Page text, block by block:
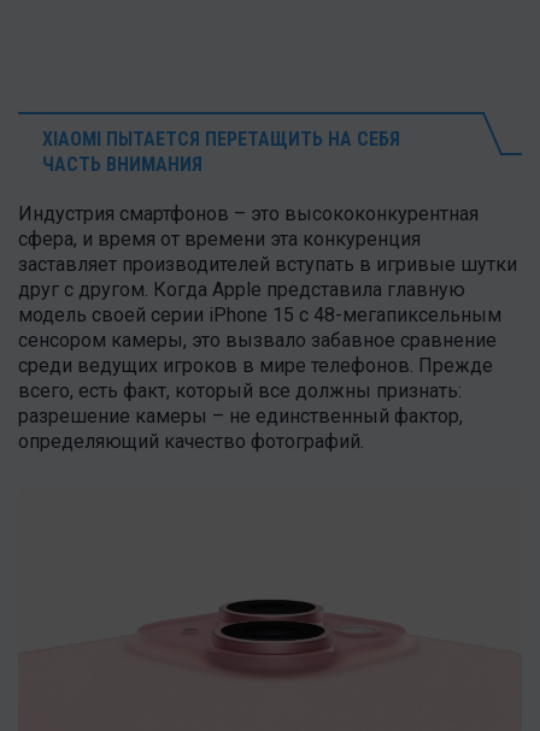
XIAOMI ПЫТАЕТСЯ ПЕРЕТАЩИТЬ НА СЕБЯ
ЧАСТЬ ВНИМАНИЯ
Индустрия смартфонов – это высококонкурентная
сфера, и время от времени эта конкуренция
заставляет производителей вступать в игривые шутки
друг с другом. Когда Apple представила главную
модель своей серии iPhone 15 с 48-мегапиксельным
сенсором камеры, это вызвало забавное сравнение
среди ведущих игроков в мире телефонов. Прежде
всего, есть факт, который все должны признать:
разрешение камеры – не единственный фактор,
определяющий качество фотографий.